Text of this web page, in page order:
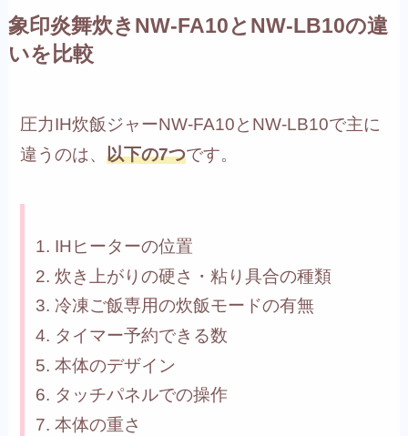
象印炎舞炊きNW-FA10とNW-LB10の違
いを比較
圧力IH炊飯ジャーNW-FA10とNW-LB10で主に
違うのは、以下の7つです。
IHヒーターの位置
炊き上がりの硬さ・粘り具合の種類
冷凍ご飯専用の炊飯モードの有無
タイマー予約できる数
本体のデザイン
タッチパネルでの操作
本体の重さ